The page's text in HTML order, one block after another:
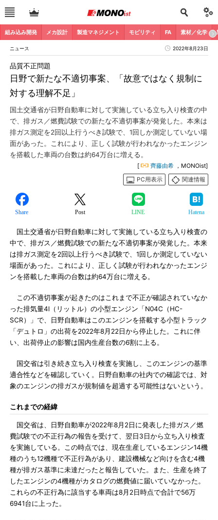
組み込み開発 メカ設計 製造マネジメント モビリティ FA 素材／化学
ニュース 2022年8月23日
日野で新たな不適切事案、「故意ではなく規制に
対する理解不足」
品質不正問題
国土交通省が日野自動車に対して実施している立ち入り検査の中
で、排ガス／燃費試験での新たな不適切事案が発覚した。本来は
排ガス測定を2回以上行うべき試験で、1回しか測定していない場
面があった。これにより、正しく試験が行われなかったエンジン
を搭載した車両の台数は約64万台に増える。
[ 齊藤由希 ，MONOist]
PC用表示
関連情報
Share Post LINE Hatena
国土交通省が日野自動車に対して実施している立ち入り検査の
中で、排ガス／燃費試験での新たな不適切事案が発覚した。本来
は排ガス測定を2回以上行うべき試験で、1回しか測定していない
場面があった。これにより、正しく試験が行われなかったエンジ
ンを搭載した車両の台数は約64万台に増える。
この不適切事案が起きたのはこれまで不正が確認されていなか
った排気量4l（リットル）の小型エンジン「N04C（HC-
SCR）」で、日野自動車はこのエンジンを搭載する小型トラック
「デュトロ」の出荷を2022年8月22日から停止した。これに伴
い、出荷停止の影響は国内生産台数の6割に上る。
国交省は引き続き立ち入り検査を実施し、このエンジンの基準
適合性などを確認していく。日野自動車の社内での確認では、対
象のエンジンの排ガスが規制値を超過する可能性はないという。
これまでの経緯
国交省は、日野自動車が2022年8月2日に発表した排ガス／燃
費試験での不正行為の報告を受けて、翌日3日から立ち入り検査
を実施している。この時点では、現在生産しているエンジン14機
種のうち12機種で不正行為があり、建設機械など向けを含む4機
種が排ガス基準に未達だったと報告していた。また、生産を終了
したエンジンの4機種がカタログの燃費値に届いていなかった。
これらの不正行為に該当する車両は8月2日時点で合計で56万
6941台に上った。